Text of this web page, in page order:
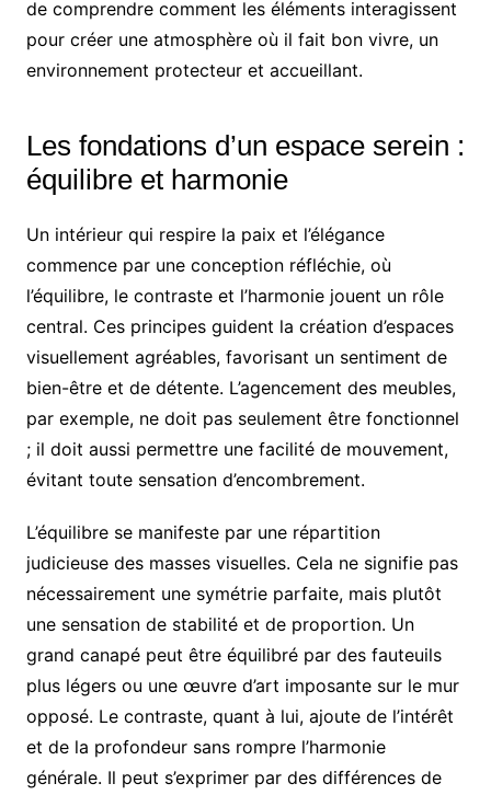
de comprendre comment les éléments interagissent
pour créer une atmosphère où il fait bon vivre, un
environnement protecteur et accueillant.
Les fondations d’un espace serein :
équilibre et harmonie
Un intérieur qui respire la paix et l’élégance
commence par une conception réfléchie, où
l’équilibre, le contraste et l’harmonie jouent un rôle
central. Ces principes guident la création d’espaces
visuellement agréables, favorisant un sentiment de
bien-être et de détente. L’agencement des meubles,
par exemple, ne doit pas seulement être fonctionnel
; il doit aussi permettre une facilité de mouvement,
évitant toute sensation d’encombrement.
L’équilibre se manifeste par une répartition
judicieuse des masses visuelles. Cela ne signifie pas
nécessairement une symétrie parfaite, mais plutôt
une sensation de stabilité et de proportion. Un
grand canapé peut être équilibré par des fauteuils
plus légers ou une œuvre d’art imposante sur le mur
opposé. Le contraste, quant à lui, ajoute de l’intérêt
et de la profondeur sans rompre l’harmonie
générale. Il peut s’exprimer par des différences de